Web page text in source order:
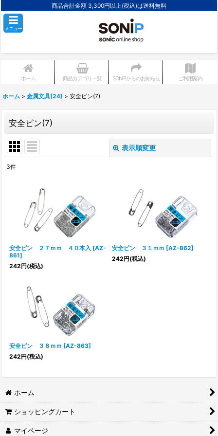
商品合計金額 3,300円以上(税込)は送料無料
メニュー
ホーム 商品カテゴリ一覧 SONIPからのお知らせ ご利用案内
ホーム > 金属文具(24) > 安全ピン(7)
安全ピン(7)
表示順変更
並び順:
3件
安全ピン ２７ｍｍ ４０本入 [AZ-
861]
242円(税込)
安全ピン ３１ｍｍ [AZ-862]
242円(税込)
安全ピン ３８ｍｍ [AZ-863]
242円(税込)
ホーム
ショッピングカート
マイページ